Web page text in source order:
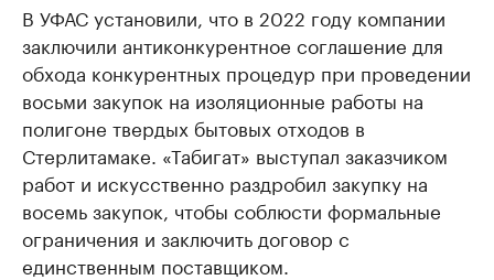
В УФАС установили, что в 2022 году компании
заключили антиконкурентное соглашение для
обхода конкурентных процедур при проведении
восьми закупок на изоляционные работы на
полигоне твердых бытовых отходов в
Стерлитамаке. «Табигат» выступал заказчиком
работ и искусственно раздробил закупку на
восемь закупок, чтобы соблюсти формальные
ограничения и заключить договор с
единственным поставщиком.